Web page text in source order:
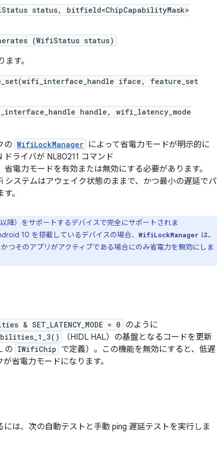
status, bitfield<ChipCapabilityMask>
(WifiStatus status)
す。
iface, feature_set
handle, wifi_latency_mode
の WifiLockManager によって省電力モードが明示的に
ライバが NL80211 コマンド
省電力モードを有効または無効にする必要があります。
ステムはアウェイク状態のままで、かつ最小の遅延でパ
。
降）をサポートするデバイスで完全にサポートされま
10 を搭載しているデバイスの場合、 WifiLockManager は、
つそのアプリがアクティブである場合にのみ省電力を無効にしま
& SET_LATENCY_MODE = 0 のように
（HIDL HAL）の基盤となるコードを更新
の IWifiChip で定義）。この機能を無効にすると、低遅
省電力モードになります。
は、次の自動テストと手動 ping 遅延テストを実行しま